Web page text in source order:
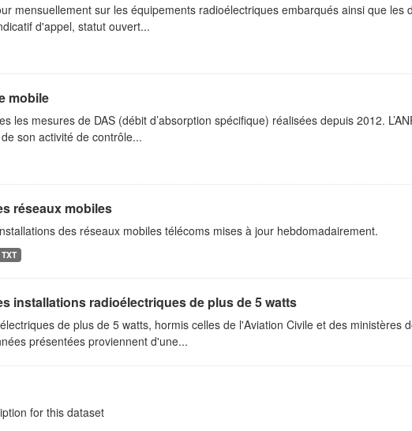
mensuellement sur les équipements radioélectriques embarqués ainsi que les
d'appel, statut ouvert...
mobile
les mesures de DAS (débit d’absorption spécifique) réalisées depuis 2012.
son activité de contrôle...
réseaux mobiles
des réseaux mobiles télécoms mises à jour hebdomadairement.
TXT
installations radioélectriques de plus de 5 watts
de plus de 5 watts, hormis celles de l'Aviation Civile et des ministères
présentées proviennent d'une...
for this dataset